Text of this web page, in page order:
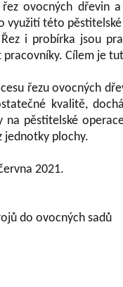
ovocných dřevin
této
i probírka jsou
Cílem je
řezu ovocných
kvalitě,
pěstitelské
jednotky plochy.
2021.
do ovocných sadů